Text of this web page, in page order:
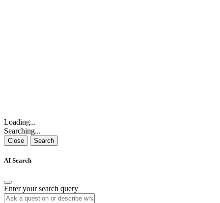
Loading...
Searching...
Close Search
AI Search
Enter your search query